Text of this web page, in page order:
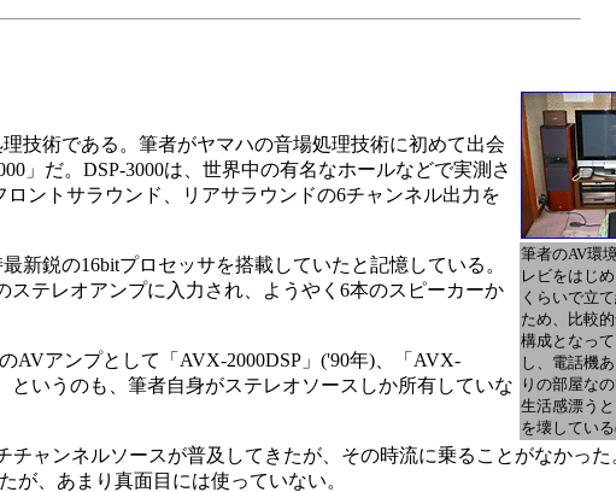
筆者のAV環
レビをはじ
くらいで立
ため、比較
構成となっ
し、電話機
りの部屋な
生活感漂う
を壊してい
技術である。筆者がヤマハの音場処理技術に初めて出会
」だ。DSP-3000は、世界中の有名なホールなどで実測さ
ントサラウンド、リアサラウンドの6チャンネル出力を
鋭の16bitプロセッサを搭載していたと記憶している。
ステレオアンプに入力され、ようやく6本のスピーカーか
アンプとして「AVX-2000DSP」('90年)、「AVX-
というのも、筆者自身がステレオソースしか所有していな
ャンネルソースが普及してきたが、その時流に乗ることがなかった
が、あまり真面目には使っていない。